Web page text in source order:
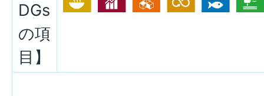
DGs
の項
目】